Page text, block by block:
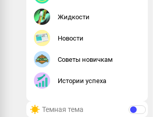
Жидкости
Новости
Советы новичкам
Истории успеха
Темная тема